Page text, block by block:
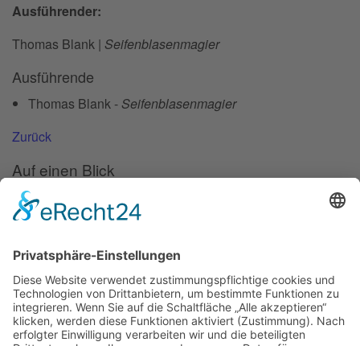
Ausführender:
Thomas Blank | Seifenblasenmagier
Ausführende
Thomas Blank - Seifenblasenmagier
Zurück
Auf einen Blick
Forschung
Musikalien-Leihmaterial
Publikationen
Links
Aktuelles